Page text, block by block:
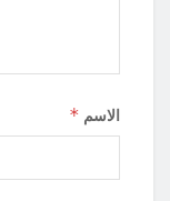
الاسم *